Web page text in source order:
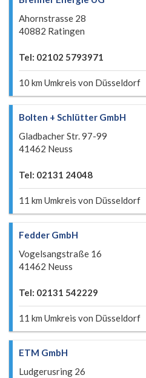
Ahornstrasse 28
40882 Ratingen
Tel: 02102 5793971
10 km Umkreis von Düsseldorf
Bolten + Schlütter GmbH
Gladbacher Str. 97-99
41462 Neuss
Tel: 02131 24048
11 km Umkreis von Düsseldorf
Fedder GmbH
Vogelsangstraße 16
41462 Neuss
Tel: 02131 542229
11 km Umkreis von Düsseldorf
ETM GmbH
Ludgerusring 26